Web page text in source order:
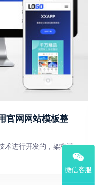
官网网站模板整
术进行开发的，架构清